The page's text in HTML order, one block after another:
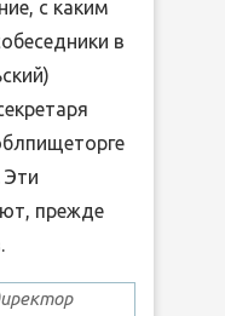
с каким
в
Эти
прежде